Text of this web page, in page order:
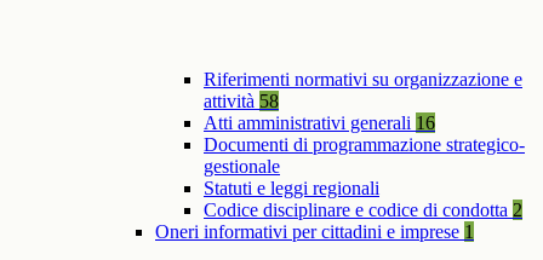
Riferimenti normativi su organizzazione e
attività 58
Atti amministrativi generali 16
Documenti di programmazione strategico-
gestionale
Statuti e leggi regionali
Codice disciplinare e codice di condotta 2
Oneri informativi per cittadini e imprese 1